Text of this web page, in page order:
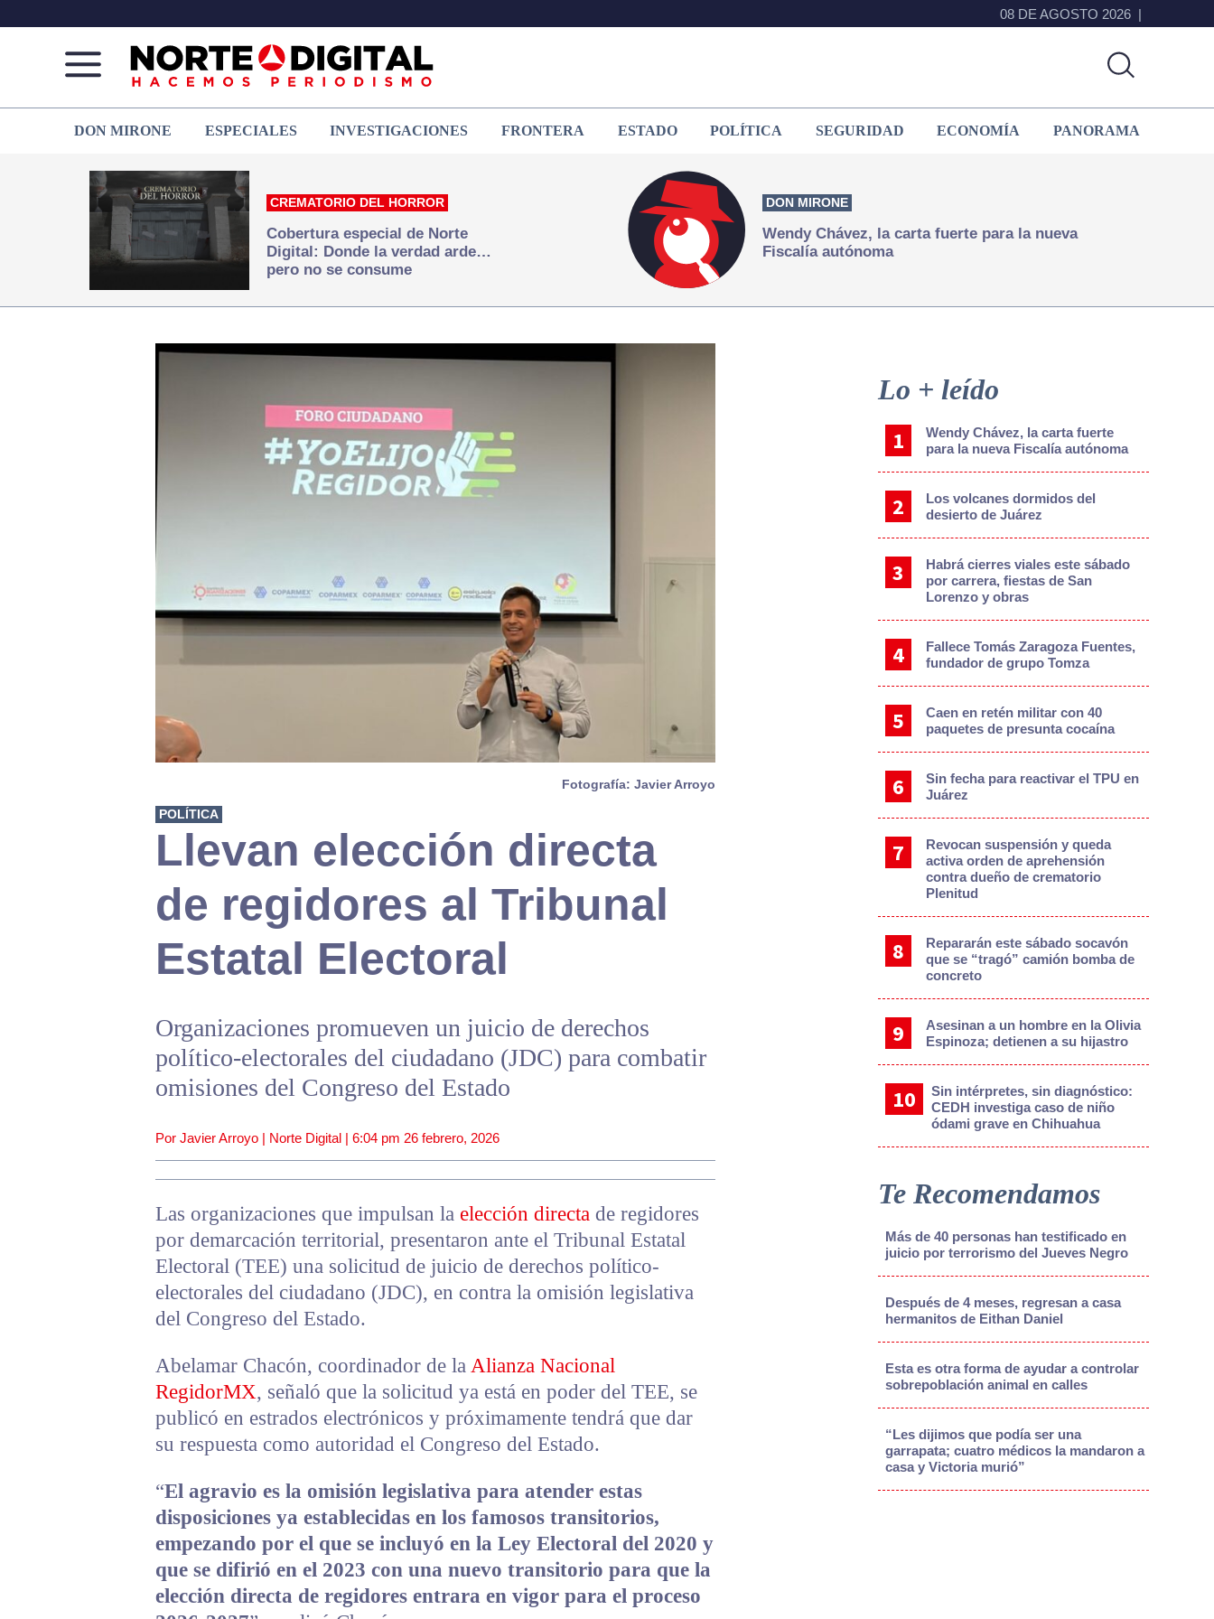
08 DE AGOSTO 2026
de
Juárez
que
hacemos periodismo
DON MIRONE ESPECIALES INVESTIGACIONES FRONTERA ESTADO POLÍTICA SEGURIDAD ECONOMÍA PANORAMA
CREMATORIO DEL HORROR
Cobertura especial de Norte
Digital: Donde la verdad arde…
pero no se consume
DON MIRONE
Wendy Chávez, la carta fuerte para la nueva
Fiscalía autónoma
Fotografía: Javier Arroyo
POLÍTICA
Llevan elección directa
de regidores al Tribunal
Estatal Electoral
Organizaciones promueven un juicio de derechos
político-electorales del ciudadano (JDC) para combatir
omisiones del Congreso del Estado
Por Javier Arroyo | Norte Digital | 6:04 pm 26 febrero, 2026
Las organizaciones que impulsan la elección directa de regidores
por demarcación territorial, presentaron ante el Tribunal Estatal
Electoral (TEE) una solicitud de juicio de derechos político-
electorales del ciudadano (JDC), en contra la omisión legislativa
del Congreso del Estado.
Abelamar Chacón, coordinador de la Alianza Nacional
RegidorMX, señaló que la solicitud ya está en poder del TEE, se
publicó en estrados electrónicos y próximamente tendrá que dar
su respuesta como autoridad el Congreso del Estado.
“El agravio es la omisión legislativa para atender estas
disposiciones ya establecidas en los famosos transitorios,
empezando por el que se incluyó en la Ley Electoral del 2020 y
que se difirió en el 2023 con una nuevo transitorio para que la
elección directa de regidores entrara en vigor para el proceso
Sidebar
Lo + leído
Wendy Chávez, la carta fuerte
para la nueva Fiscalía autónoma
Los volcanes dormidos del
desierto de Juárez
Habrá cierres viales este sábado
por carrera, fiestas de San
Lorenzo y obras
Fallece Tomás Zaragoza Fuentes,
fundador de grupo Tomza
Caen en retén militar con 40
paquetes de presunta cocaína
Sin fecha para reactivar el TPU en
Juárez
Revocan suspensión y queda
activa orden de aprehensión
contra dueño de crematorio
Plenitud
Repararán este sábado socavón
que se “tragó” camión bomba de
concreto
Asesinan a un hombre en la Olivia
Espinoza; detienen a su hijastro
Sin intérpretes, sin diagnóstico:
CEDH investiga caso de niño
ódami grave en Chihuahua
Te Recomendamos
Más de 40 personas han testificado en
juicio por terrorismo del Jueves Negro
Después de 4 meses, regresan a casa
hermanitos de Eithan Daniel
Esta es otra forma de ayudar a controlar
sobrepoblación animal en calles
“Les dijimos que podía ser una
garrapata; cuatro médicos la mandaron a
casa y Victoria murió”